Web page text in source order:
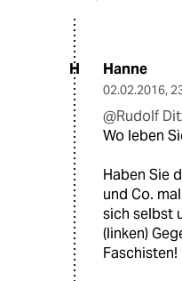
H Hanne
02.02.2016,
@Rudolf
Wo leben
Haben Sie
und Co.
sich selbst
(linken)
Faschisten!